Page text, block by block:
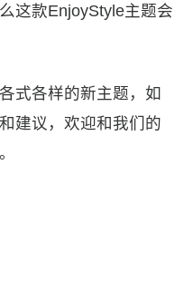
这款EnjoyStyle主题会
式各样的新主题，如
建议，欢迎和我们的